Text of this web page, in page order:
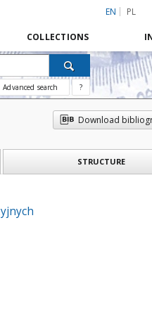
EN PL
COLLECTIONS
Advanced search ?
Download
STRUCTURE